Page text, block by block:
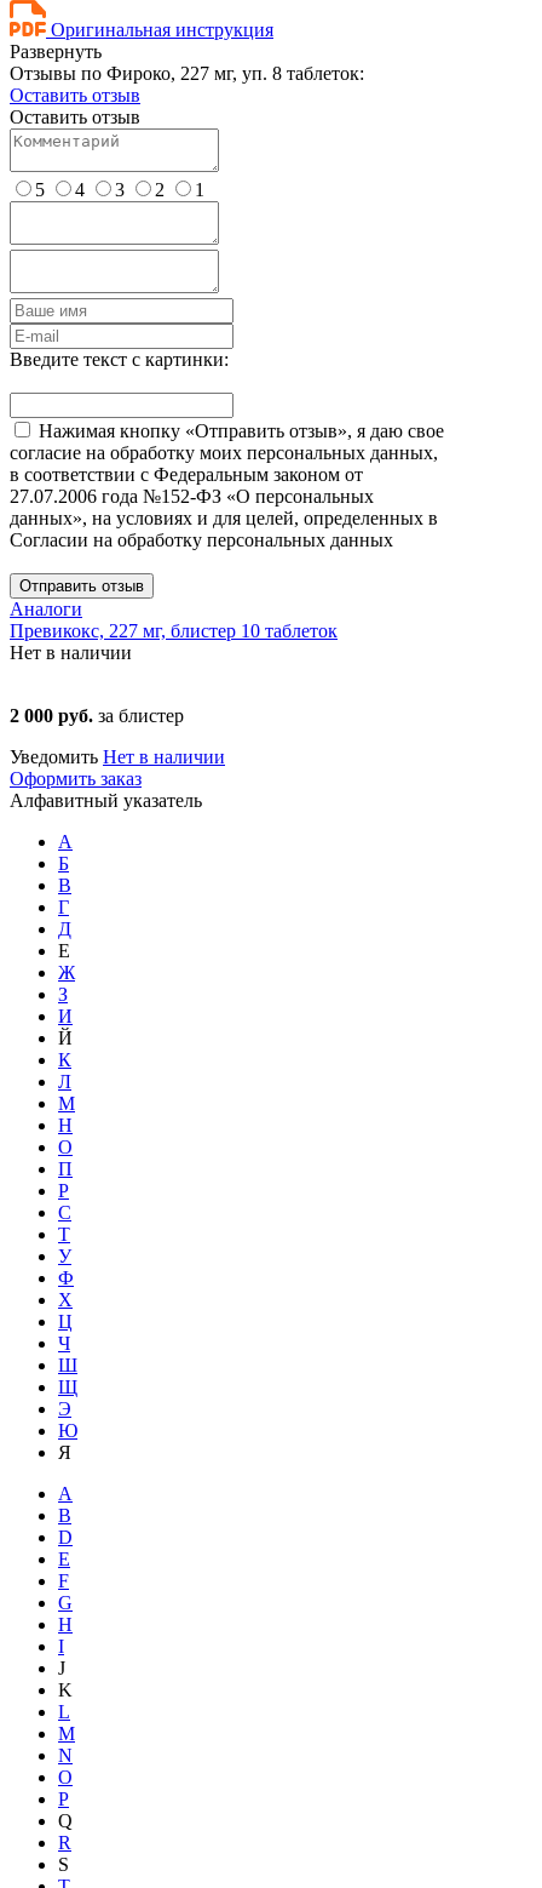
Оригинальная инструкция
Развернуть
Отзывы по Фироко, 227 мг, уп. 8 таблеток:
Оставить отзыв
Оставить отзыв
5 4 3 2 1
Введите текст с картинки:
Нажимая кнопку «Отправить отзыв», я даю свое
согласие на обработку моих персональных данных,
в соответствии с Федеральным законом от
27.07.2006 года №152-ФЗ «О персональных
данных», на условиях и для целей, определенных в
Согласии на обработку персональных данных
Отправить отзыв
Аналоги
Превикокс, 227 мг, блистер 10 таблеток
Нет в наличии
2 000 руб. за блистер
Уведомить Нет в наличии
Оформить заказ
Алфавитный указатель
А
Б
В
Г
Д
Е
Ж
З
И
Й
К
Л
М
Н
О
П
Р
С
Т
У
Ф
Х
Ц
Ч
Ш
Щ
Э
Ю
Я
A
B
D
E
F
G
H
I
J
K
L
M
N
O
P
Q
R
S